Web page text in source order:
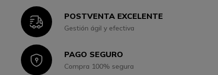
IconPOSTVENTA EXCELENTE
Gestión ágil y efectiva
IconPAGO SEGURO
Compra 100% segura